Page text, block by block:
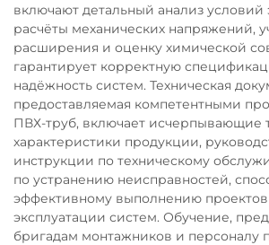
включают детальный анализ условий
расчёты механических напряжений,
расширения и оценку химической
гарантирует корректную
надёжность систем. Техническая
предоставляемая компетентными
ПВХ-труб, включает исчерпывающие
характеристики продукции,
инструкции по техническому
по устранению неисправностей,
эффективному выполнению
эксплуатации систем. Обучение,
бригадам монтажников и персоналу